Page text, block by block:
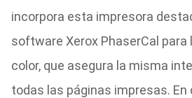
incorpora esta impresora
software Xerox PhaserCal para
color, que asegura la misma
todas las páginas impresas. En